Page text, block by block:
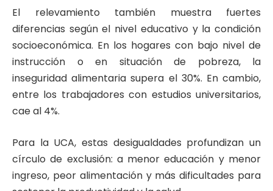
El relevamiento también muestra fuertes
diferencias según el nivel educativo y la condición
socioeconómica. En los hogares con bajo nivel de
instrucción o en situación de pobreza, la
inseguridad alimentaria supera el 30%. En cambio,
entre los trabajadores con estudios universitarios,
cae al 4%.
Para la UCA, estas desigualdades profundizan un
círculo de exclusión: a menor educación y menor
ingreso, peor alimentación y más dificultades para